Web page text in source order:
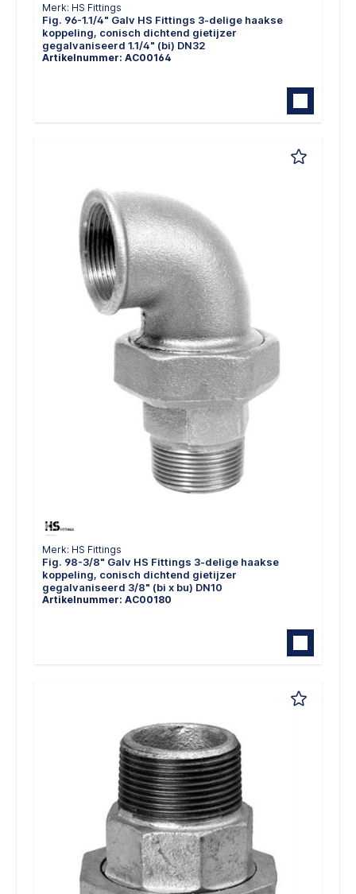
Merk: HS Fittings
Fig. 96-1.1/4" Galv HS Fittings 3-delige haakse
koppeling, conisch dichtend gietijzer
gegalvaniseerd 1.1/4" (bi) DN32
Artikelnummer: AC00164
Merk: HS Fittings
Fig. 98-3/8" Galv HS Fittings 3-delige haakse
koppeling, conisch dichtend gietijzer
gegalvaniseerd 3/8" (bi x bu) DN10
Artikelnummer: AC00180